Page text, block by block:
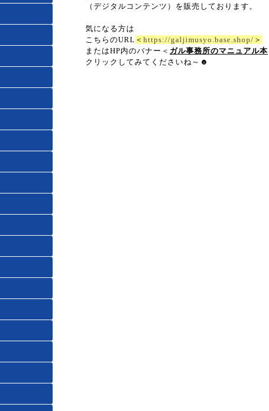
（デジタルコンテンツ）を販売しております。
気になる方は
こちらのURL ＜ https://galjimusyo.base.shop/ ＞
またはHP内のバナー＜ ガル事務所のマニュアル本
クリックしてみてくださいね～☻